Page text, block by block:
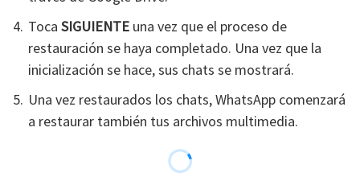
Toca SIGUIENTEuna vez que el proceso de
restauración se haya completado. Una vez que la
inicialización se hace, sus chats se mostrará.
Una vez restaurados los chats, WhatsApp comenzará
a restaurar también tus archivos multimedia.